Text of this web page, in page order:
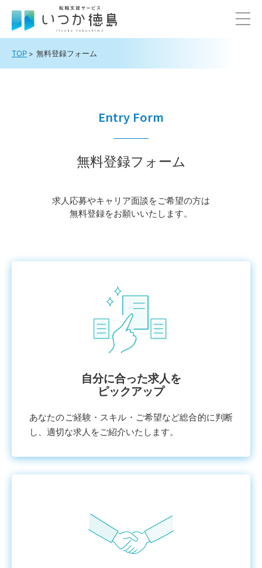
TOP 無料登録フォーム
Entry Form
無料登録フォーム
求⼈応募やキャリア⾯談をご希望の⽅は
無料登録をお願いいたします。
⾃分に合った求⼈を
ピックアップ
あなたのご経験・スキル・ご希望など総合的に判断
し、適切な求⼈をご紹介いたします。